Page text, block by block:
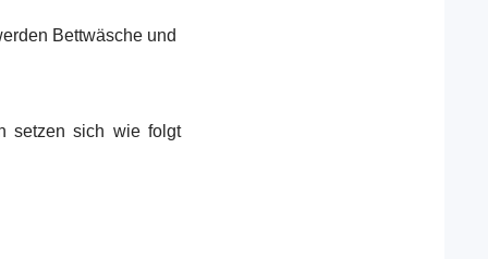
Bettwäsche und
setzen sich wie folgt